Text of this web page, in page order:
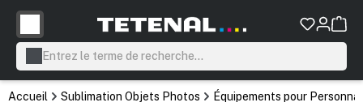
principal
Accueil Sublimation Objets Photos Équipements pour